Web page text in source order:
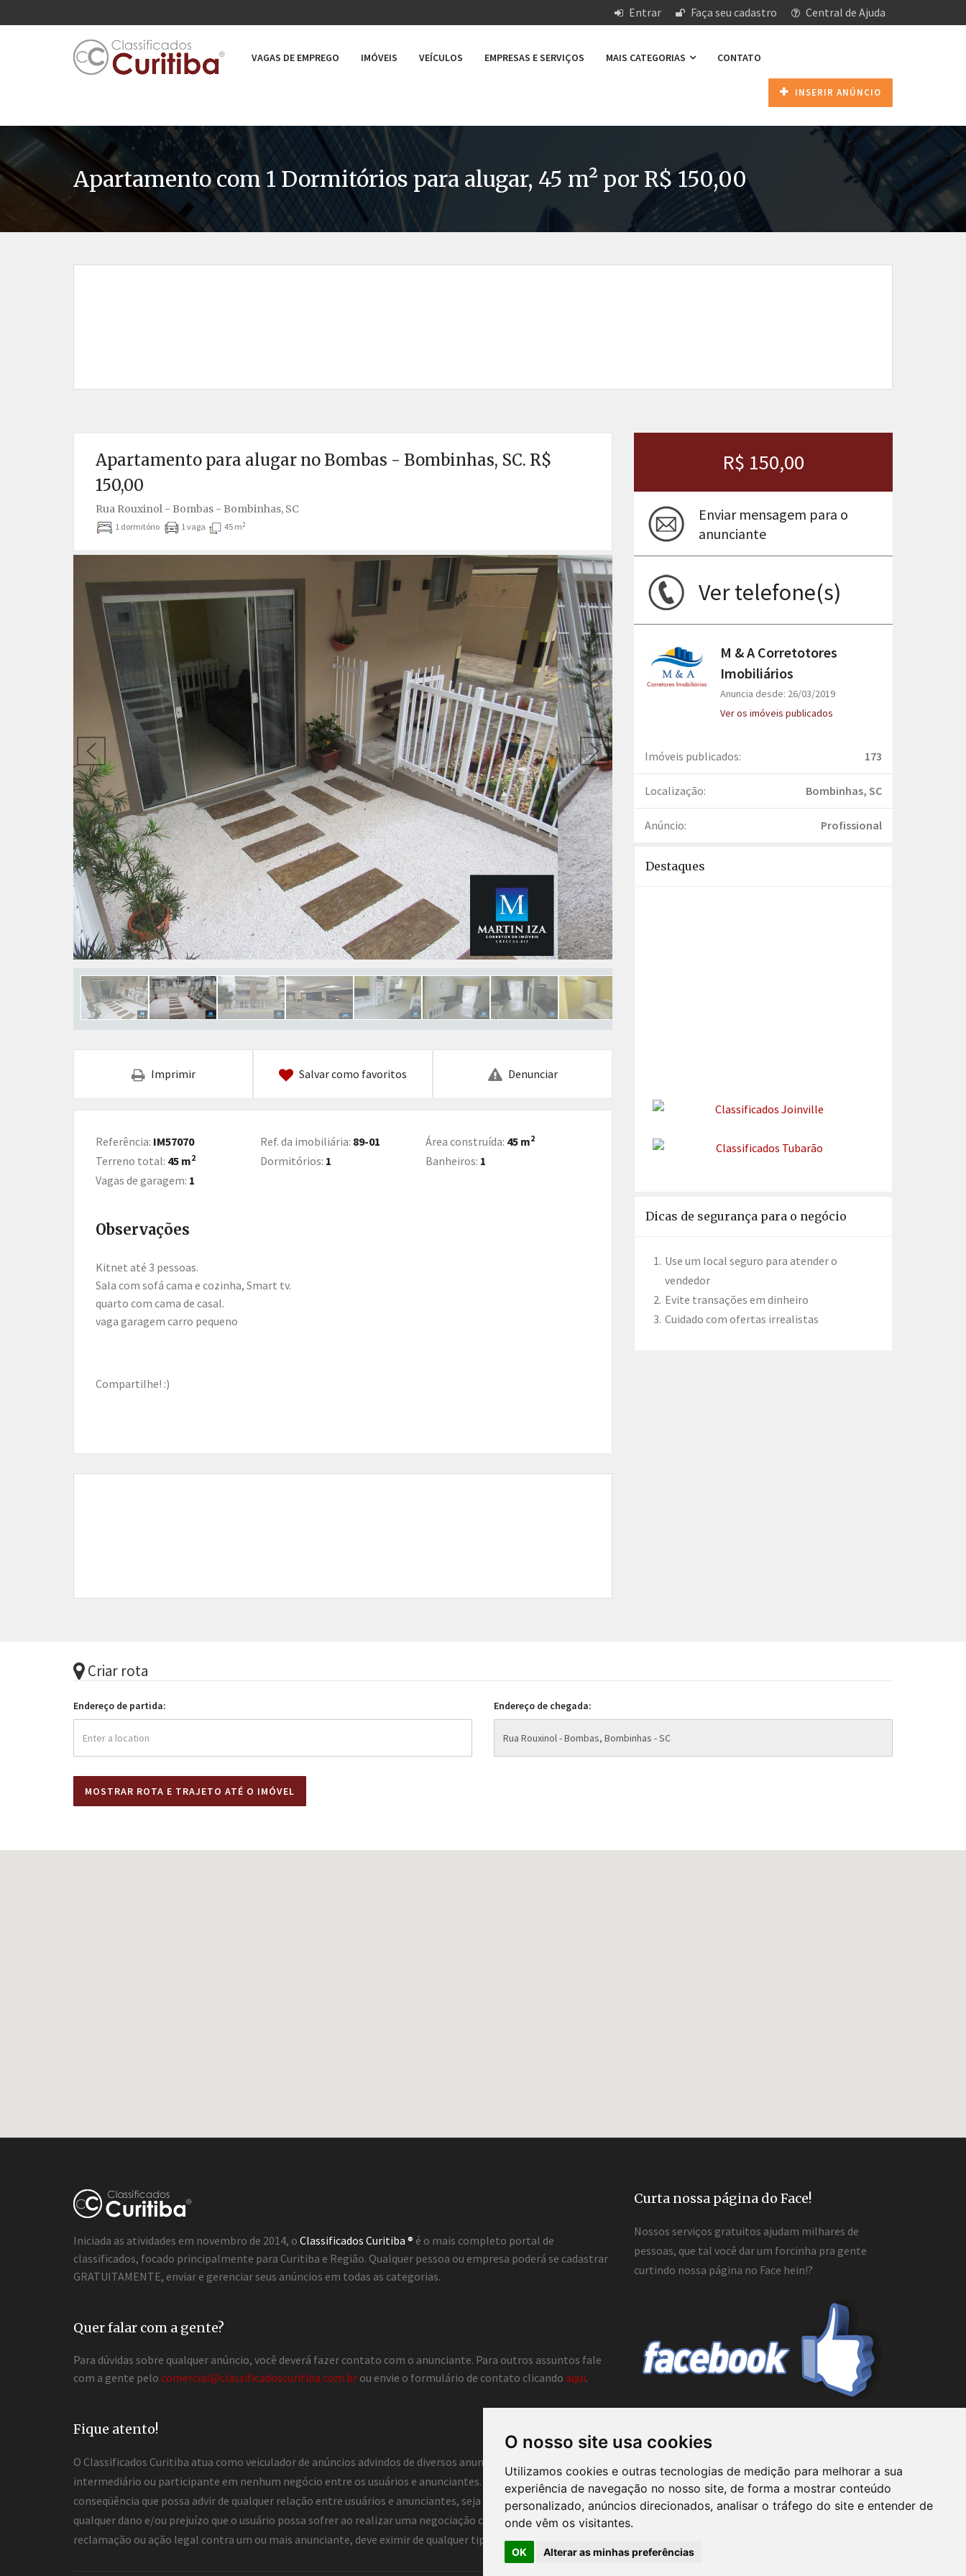
O nosso site usa cookies
Utilizamos cookies e outras tecnologias de medição para melhorar a sua
experiência de navegação no nosso site, de forma a mostrar conteúdo
personalizado, anúncios direcionados, analisar o tráfego do site e entender de
onde vêm os visitantes.
OK Alterar as minhas preferências
Entrar Faça seu cadastro Central de Ajuda
VAGAS DE EMPREGO IMÓVEIS VEÍCULOS EMPRESAS E SERVIÇOS MAIS CATEGORIAS CONTATO
INSERIR ANÚNCIO
Apartamento com 1 Dormitórios para alugar, 45 m² por R$ 150,00
Apartamento para alugar no Bombas - Bombinhas, SC. R$
150,00
Rua Rouxinol - Bombas - Bombinhas, SC
1 dormitório 1 vaga 45 m2
Próxima
Imprimir Salvar como favoritos Denunciar
Referência: IM57070 Ref. da imobiliária: 89-01 Área construída: 45 m2
Terreno total: 45 m2 Dormitórios: 1 Banheiros: 1
Vagas de garagem: 1
Observações
Kitnet até 3 pessoas.
Sala com sofá cama e cozinha, Smart tv.
quarto com cama de casal.
vaga garagem carro pequeno
Compartilhe! :)
R$ 150,00
Enviar mensagem para o
anunciante
Ver telefone(s)
M & A Corretotores
Imobiliários
Anuncia desde: 26/03/2019
Ver os imóveis publicados
Imóveis publicados: 173
Localização: Bombinhas, SC
Anúncio: Profissional
Destaques
Dicas de segurança para o negócio
Use um local seguro para atender o
vendedor
Evite transações em dinheiro
Cuidado com ofertas irrealistas
Criar rota
Endereço de partida: Endereço de chegada:
Iniciada as atividades em novembro de 2014, o Classificados Curitiba ® é o mais completo portal de
classificados, focado principalmente para Curitiba e Região. Qualquer pessoa ou empresa poderá se cadastrar
GRATUITAMENTE, enviar e gerenciar seus anúncios em todas as categorias.
Quer falar com a gente?
Para dúvidas sobre qualquer anúncio, você deverá fazer contato com o anunciante. Para outros assuntos fale
com a gente pelo comercial@classificadoscuritiba.com.br ou envie o formulário de contato clicando aqui.
Curta nossa página do Face!
Nossos serviços gratuitos ajudam milhares de
pessoas, que tal você dar um forcinha pra gente
curtindo nossa página no Face hein!?
Fique atento!
O Classificados Curitiba atua como veiculador de anúncios advindos de diversos anunciantes e, portanto, não atua como prestador de serviços de consultoria ou ainda
intermediário ou participante em nenhum negócio entre os usuários e anunciantes. Dessa forma, o Classificados Curitiba não assume responsabilidade por nenhuma
conseqüência que possa advir de qualquer relação entre usuários e anunciantes, seja ela direta ou indireta. Assim, o Classificados Curitiba não se responsabiliza por
qualquer dano e/ou prejuízo que o usuário possa sofrer ao realizar uma negociação com anunciantes deste portal, logo o usuário na realização de qualquer tipo de
reclamação ou ação legal contra um ou mais anunciante, deve eximir de qualquer tipo de responsabilidade o portal e seus funcionários.